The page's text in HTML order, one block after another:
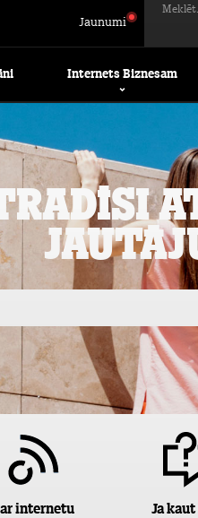
Jaunumi
Internets Biznesam
internetu
Ja kaut